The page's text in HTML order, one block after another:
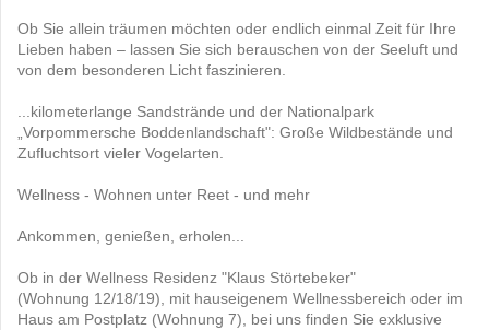
Ob Sie allein träumen möchten oder endlich einmal Zeit für Ihre
Lieben haben – lassen Sie sich berauschen von der Seeluft und
von dem besonderen Licht faszinieren.
...kilometerlange Sandstrände und der Nationalpark
„Vorpommersche Boddenlandschaft": Große Wildbestände und
Zufluchtsort vieler Vogelarten.
Wellness - Wohnen unter Reet - und mehr
Ankommen, genießen, erholen...
Ob in der Wellness Residenz "Klaus Störtebeker"
(Wohnung 12/18/19), mit hauseigenem Wellnessbereich oder im
Haus am Postplatz (Wohnung 7), bei uns finden Sie exklusive